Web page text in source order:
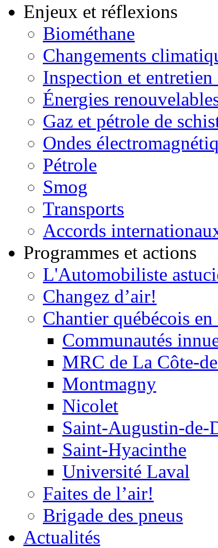
Enjeux et réflexions
Biométhane
Changements
Inspection et entretien
Énergies
Gaz et pétrole de
Ondes
Pétrole
Smog
Transports
Accords
Programmes et actions
L'Automobiliste
Changez d’air!
Chantier québécois
Communautés
MRC de La Côte-
Montmagny
Nicolet
Saint-Augustin-de-
Saint-Hyacinthe
Université Laval
Faites de l’air!
Brigade des pneus
Actualités